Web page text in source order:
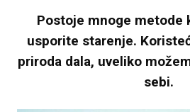
Postoje mnoge metode
usporite starenje.
priroda dala, uveliko
sebi.